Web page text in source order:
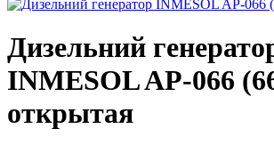
Дизельний
INMESOL AP-066
открытая